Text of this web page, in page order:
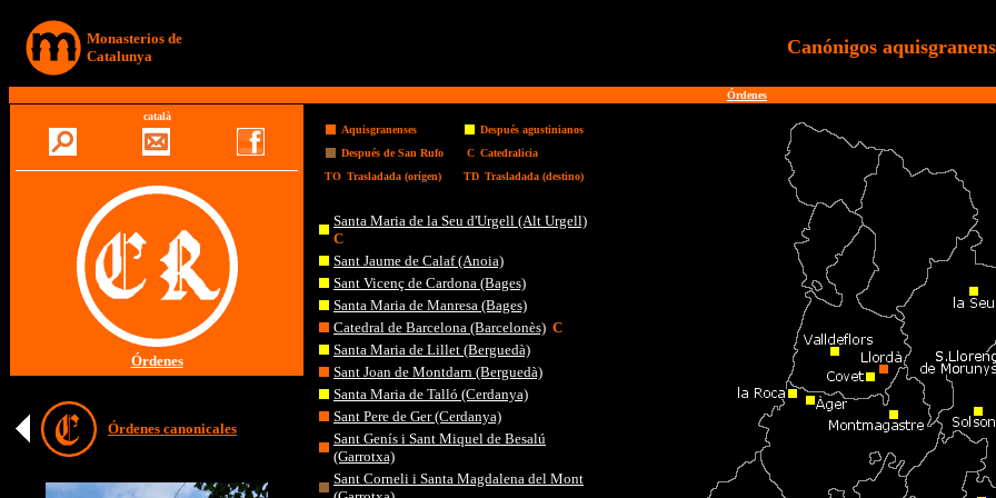
Monasterios de
Catalunya
Canónigos
Órdenes
català
Órdenes
Órdenes canonicales
Aquisgranenses
Después agustinianos
Después de San Rufo
C Catedralicia
TO Trasladada (orígen) TD Trasladada (destino)
Santa Maria de la Seu d'Urgell (Alt Urgell)
C
Sant Jaume de Calaf (Anoia)
Sant Vicenç de Cardona (Bages)
Santa Maria de Manresa (Bages)
Catedral de Barcelona (Barcelonès) C
Santa Maria de Lillet (Berguedà)
Sant Joan de Montdarn (Berguedà)
Santa Maria de Talló (Cerdanya)
Sant Pere de Ger (Cerdanya)
Sant Genís i Sant Miquel de Besalú
(Garrotxa)
Sant Corneli i Santa Magdalena del Mont